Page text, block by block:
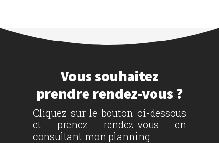
Vous souhaitez
prendre rendez-vous ?
Cliquez sur le bouton ci-dessous
et prenez rendez-vous en
consultant mon planning